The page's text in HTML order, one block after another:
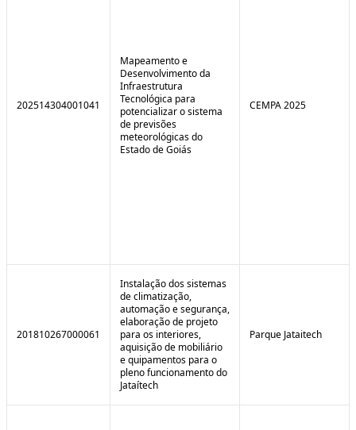
202514304001041
Mapeamento e
Desenvolvimento da
Infraestrutura
Tecnológica para
potencializar o sistema
de previsões
meteorológicas do
Estado de Goiás
CEMPA 2025
201810267000061
Instalação dos sistemas
de climatização,
automação e segurança,
elaboração de projeto
para os interiores,
aquisição de mobiliário
e quipamentos para o
pleno funcionamento do
Jataítech
Parque Jataitech